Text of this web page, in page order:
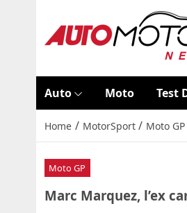
Auto Moto Test
Home / MotorSport / Moto GP
Moto GP
Marc Marquez, l’ex